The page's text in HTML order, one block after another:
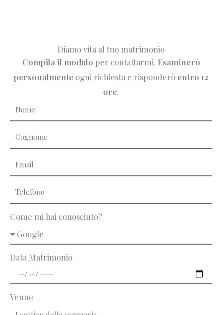
Diamo vita al tuo matrimonio
Compila il modulo per contattarmi. Esaminerò
personalmente ogni richiesta e risponderò entro 12
ore.
Come mi hai conosciuto?
Data Matrimonio
Venue